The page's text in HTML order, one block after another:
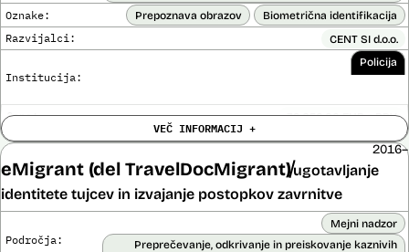
Oznake: Prepoznava obrazov Biometrična identifikacija
Razvijalci: CENT SI d.o.o.
Institucija:
Policija
Cena: 39.650,00 EUR z DDV
licence:
Ni časovno omejena
Analiza učinka na človekove pravice
opravljena:
Analiza učinka na osebne podatke opravljena:
Sistem uporablja algoritme za izdelavo in iskanje biometričnih
VEČ INFORMACIJ +
eMigrant (del TravelDocMigrant)ugotavljanje
identitete tujcev in izvajanje postopkov zavrnitve
2016–
Področja:
Mejni nadzor
Preprečevanje, odkrivanje in preiskovanje kaznivih